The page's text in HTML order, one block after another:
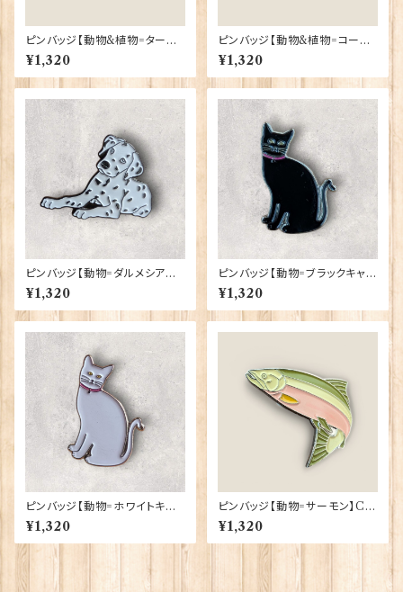
ピンバッジ【動物&植物=タータ
ンスコティー】Tradition 9004
0-T1130
¥1,320
ピンバッジ【動物&植物=コーギ
ーロンドン】Tradition 90040
-T1335
¥1,320
ピンバッジ【動物=ダルメシアン】
Cadogan 90040-XJKB14-4
7
¥1,320
ピンバッジ【動物=ブラックキャッ
ト】Cadogan 90040-XJKB0
1-26
¥1,320
ピンバッジ【動物=ホワイトキャッ
ト】Cadogan 90040-XJKB0
1-27
¥1,320
ピンバッジ【動物=サーモン】Ca
dogan 90040-XJKB02-48
¥1,320